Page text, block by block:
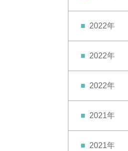
2022年
2022年
2022年
2021年
2021年